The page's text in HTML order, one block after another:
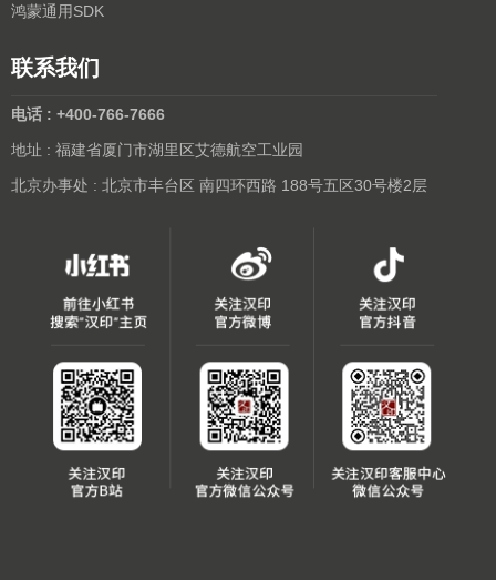
鸿蒙通用SDK
联系我们
电话 : +400-766-7666
地址 : 福建省厦门市湖里区艾德航空工业园
北京办事处 : 北京市丰台区 南四环西路 188号五区30号楼2层